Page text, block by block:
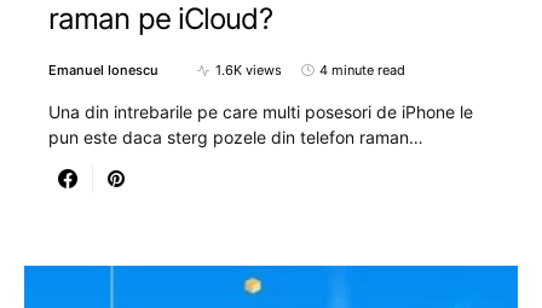
raman pe iCloud?
Emanuel Ionescu 1.6K views 4 minute read
Una din intrebarile pe care multi posesori de iPhone le
pun este daca sterg pozele din telefon raman…